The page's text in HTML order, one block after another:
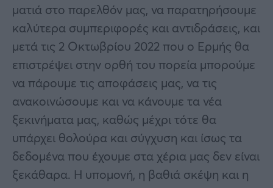
ματιά στο παρελθόν μας, να παρατηρήσουμε
καλύτερα συμπεριφορές και αντιδράσεις, και
μετά τις 2 Οκτωβρίου 2022 που ο Ερμής θα
επιστρέψει στην ορθή του πορεία μπορούμε
να πάρουμε τις αποφάσεις μας, να τις
ανακοινώσουμε και να κάνουμε τα νέα
ξεκινήματα μας, καθώς μέχρι τότε θα
υπάρχει θολούρα και σύγχυση και ίσως τα
δεδομένα που έχουμε στα χέρια μας δεν είναι
ξεκάθαρα. Η υπομονή, η βαθιά σκέψη και η